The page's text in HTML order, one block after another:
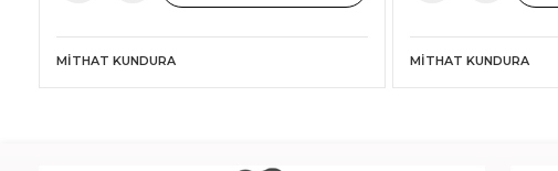
MITHAT KUNDURA MITHAT KUNDURA